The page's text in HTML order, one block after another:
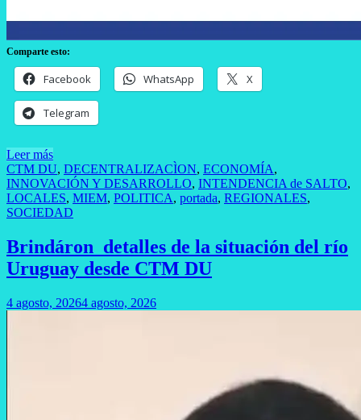
Comparte esto:
Facebook WhatsApp X
Telegram
Leer más
CTM DU, DECENTRALIZACÌON, ECONOMÍA,
INNOVACIÓN Y DESARROLLO, INTENDENCIA de SALTO,
LOCALES, MIEM, POLITICA, portada, REGIONALES,
SOCIEDAD
Brindáron detalles de la situación del río
Uruguay desde CTM DU
4 agosto, 20264 agosto, 2026